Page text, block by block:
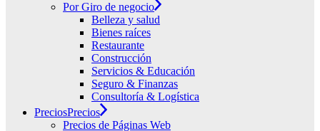
Por Giro de negocio
Belleza y salud
Bienes raíces
Restaurante
Construcción
Servicios & Educación
Seguro & Finanzas
Consultoría & Logística
PreciosPrecios
Precios de Páginas Web